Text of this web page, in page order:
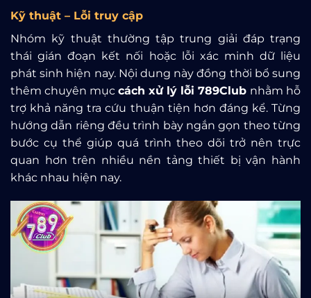
Kỹ thuật – Lỗi truy cập
Nhóm kỹ thuật thường tập trung giải đáp trạng
thái gián đoạn kết nối hoặc lỗi xác minh dữ liệu
phát sinh hiện nay. Nội dung này đồng thời bổ sung
thêm chuyên mục cách xử lý lỗi 789Club nhằm hỗ
trợ khả năng tra cứu thuận tiện hơn đáng kể. Từng
hướng dẫn riêng đều trình bày ngắn gọn theo từng
bước cụ thể giúp quá trình theo dõi trở nên trực
quan hơn trên nhiều nền tảng thiết bị vận hành
khác nhau hiện nay.